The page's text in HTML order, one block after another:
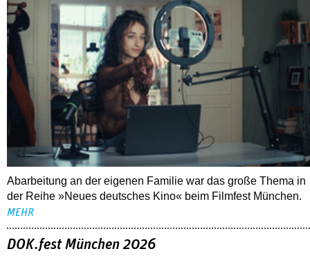
Abarbeitung an der eigenen Familie war das große Thema in
der Reihe »Neues deutsches Kino« beim Filmfest München.
MEHR
DOK.fest München 2026